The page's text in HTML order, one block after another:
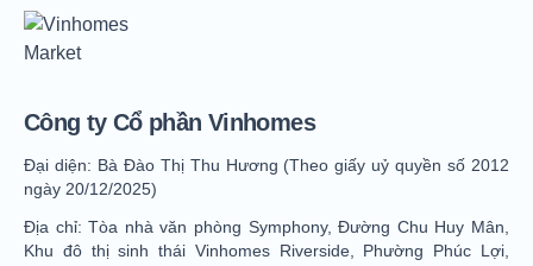
Công ty Cổ phần Vinhomes
Đại diện: Bà Đào Thị Thu Hương (Theo giấy uỷ quyền số 2012
ngày 20/12/2025)
Địa chỉ: Tòa nhà văn phòng Symphony, Đường Chu Huy Mân,
Khu đô thị sinh thái Vinhomes Riverside, Phường Phúc Lợi,